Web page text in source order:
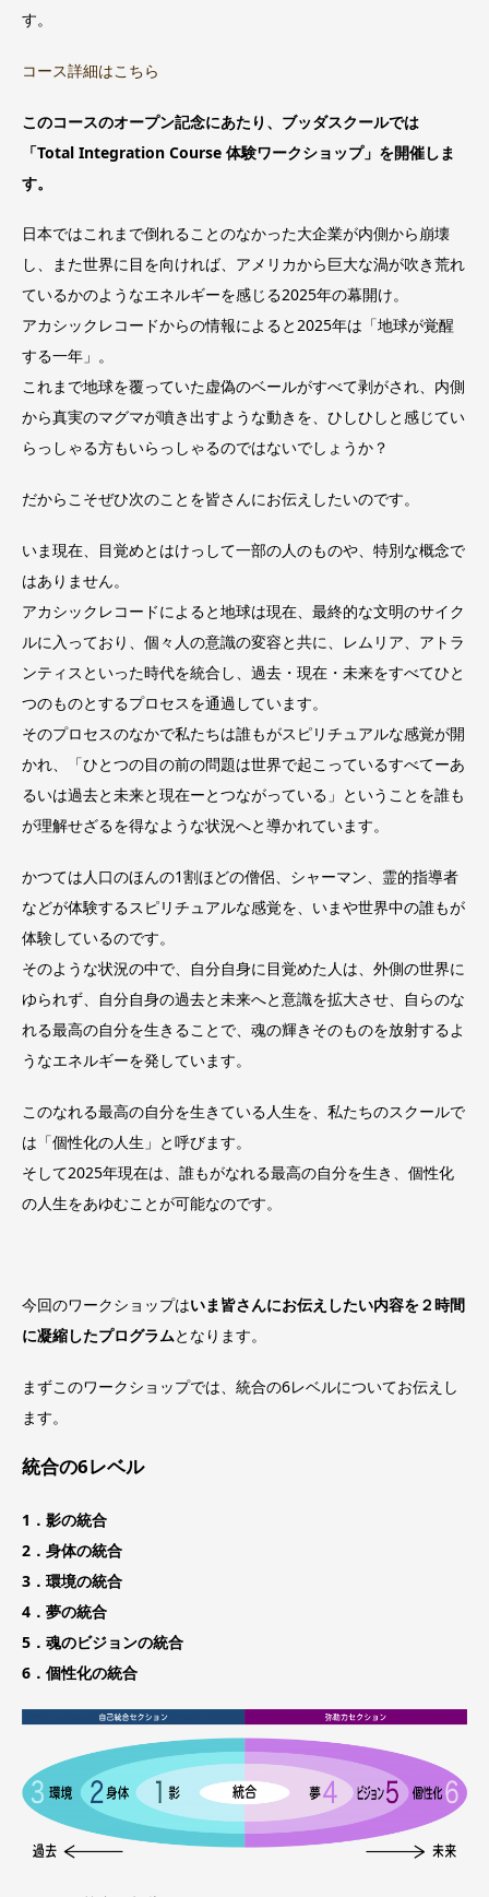
す。
コース詳細はこちら
このコースのオープン記念にあたり、ブッダスクールでは
「Total Integration Course 体験ワークショップ」を開催しま
す。
日本ではこれまで倒れることのなかった大企業が内側から崩壊
し、また世界に目を向ければ、アメリカから巨大な渦が吹き荒れ
ているかのようなエネルギーを感じる2025年の幕開け。
アカシックレコードからの情報によると2025年は「地球が覚醒
する一年」。
これまで地球を覆っていた虚偽のベールがすべて剥がされ、内側
から真実のマグマが噴き出すような動きを、ひしひしと感じてい
らっしゃる方もいらっしゃるのではないでしょうか？
だからこそぜひ次のことを皆さんにお伝えしたいのです。
いま現在、目覚めとはけっして一部の人のものや、特別な概念で
はありません。
アカシックレコードによると地球は現在、最終的な文明のサイク
ルに入っており、個々人の意識の変容と共に、レムリア、アトラ
ンティスといった時代を統合し、過去・現在・未来をすべてひと
つのものとするプロセスを通過しています。
そのプロセスのなかで私たちは誰もがスピリチュアルな感覚が開
かれ、「ひとつの目の前の問題は世界で起こっているすべてーあ
るいは過去と未来と現在ーとつながっている」ということを誰も
が理解せざるを得なような状況へと導かれています。
かつては人口のほんの1割ほどの僧侶、シャーマン、霊的指導者
などが体験するスピリチュアルな感覚を、いまや世界中の誰もが
体験しているのです。
そのような状況の中で、自分自身に目覚めた人は、外側の世界に
ゆられず、自分自身の過去と未来へと意識を拡大させ、自らのな
れる最高の自分を生きることで、魂の輝きそのものを放射するよ
うなエネルギーを発しています。
このなれる最高の自分を生きている人生を、私たちのスクールで
は「個性化の人生」と呼びます。
そして2025年現在は、誰もがなれる最高の自分を生き、個性化
の人生をあゆむことが可能なのです。
今回のワークショップはいま皆さんにお伝えしたい内容を２時間
に凝縮したプログラムとなります。
まずこのワークショップでは、統合の6レベルについてお伝えし
ます。
統合の6レベル
1．影の統合
2．身体の統合
3．環境の統合
4．夢の統合
5．魂のビジョンの統合
6．個性化の統合